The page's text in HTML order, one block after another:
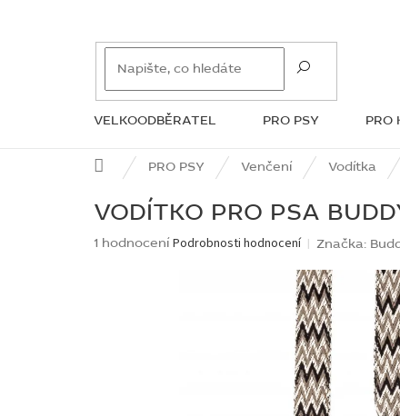
VELKOODBĚRATEL PRO PSY PRO
ZNAČKY
Domů PRO PSY Venčení Vodítka
VODÍTKO PRO PSA
Průměrné
1 hodnocení Podrobnosti hodnocení Značka: